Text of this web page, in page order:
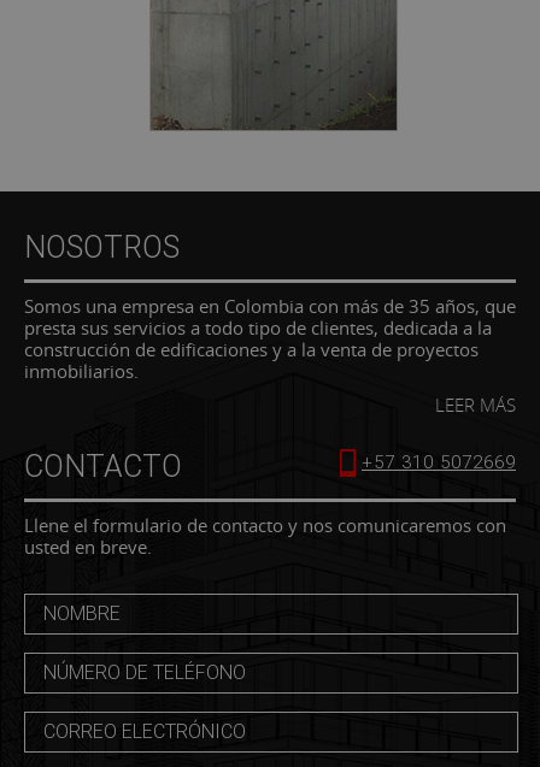
NOSOTROS
Somos una empresa en Colombia con más de 35 años, que
presta sus servicios a todo tipo de clientes, dedicada a la
construcción de edificaciones y a la venta de proyectos
inmobiliarios.
LEER MÁS
CONTACTO +57 310 5072669
Llene el formulario de contacto y nos comunicaremos con
usted en breve.